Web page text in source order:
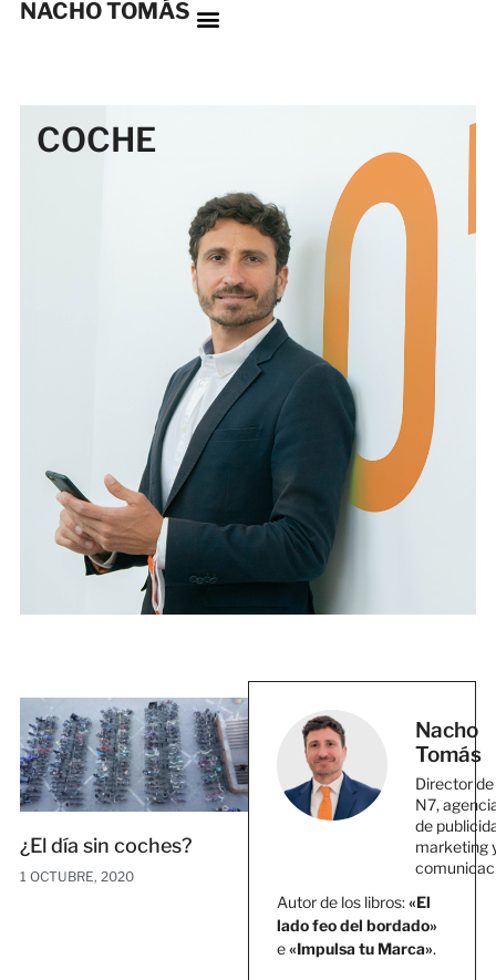
NACHO TOMÁS
COCHE
¿El día sin coches?
1 OCTUBRE, 2020
Nacho
Tomás
Director de
N7,
de
marketing
Autor de los libros:«El
lado feo del bordado»
e«Impulsa tu Marca».